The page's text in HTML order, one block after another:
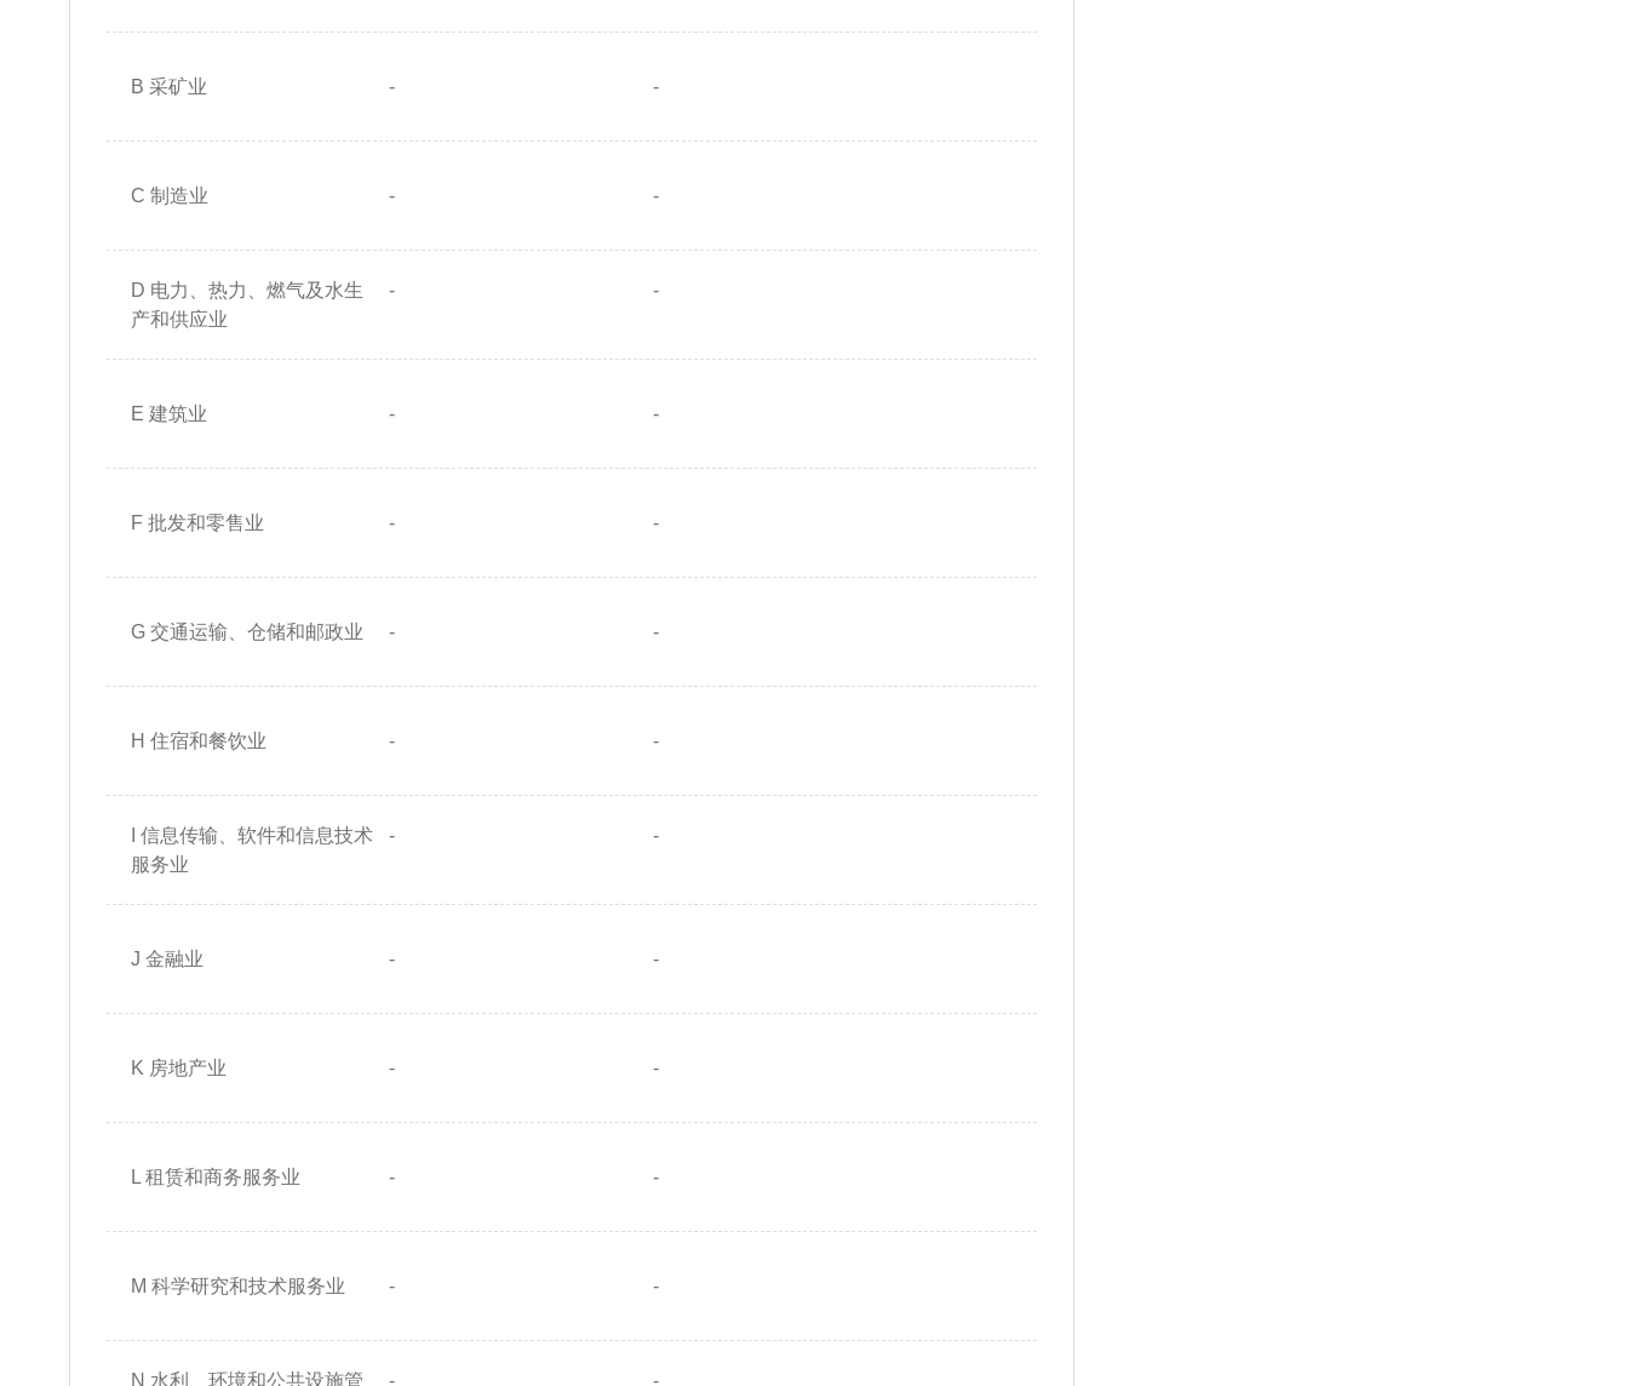
B 采矿业 - -
C 制造业 - -
D 电力、热力、燃气及水生
产和供应业
- -
E 建筑业 - -
F 批发和零售业 - -
G 交通运输、仓储和邮政业 - -
H 住宿和餐饮业 - -
I 信息传输、软件和信息技术
服务业
- -
J 金融业 - -
K 房地产业 - -
L 租赁和商务服务业 - -
M 科学研究和技术服务业 - -
N 水利、环境和公共设施管 - -